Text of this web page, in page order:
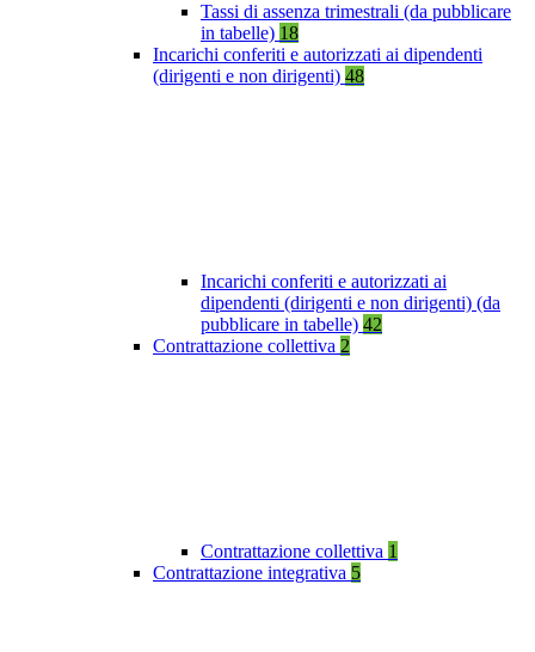
Tassi di assenza trimestrali (da pubblicare
in tabelle) 18
Incarichi conferiti e autorizzati ai dipendenti
(dirigenti e non dirigenti) 48
Incarichi conferiti e autorizzati ai
dipendenti (dirigenti e non dirigenti) (da
pubblicare in tabelle) 42
Contrattazione collettiva 2
Contrattazione collettiva 1
Contrattazione integrativa 5